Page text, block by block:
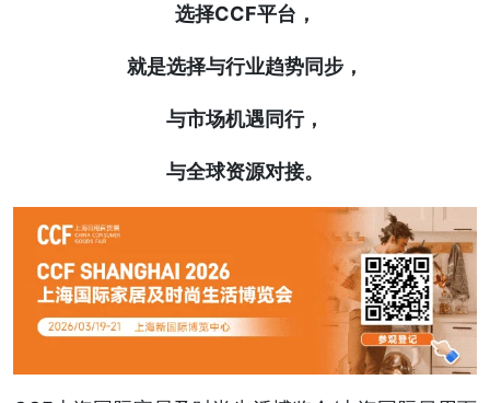
选择CCF平台，
就是选择与行业趋势同步，
与市场机遇同行，
与全球资源对接。